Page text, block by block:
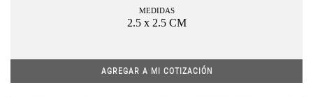
MEDIDAS
2.5 x 2.5 CM
AGREGAR A MI COTIZACIÓN